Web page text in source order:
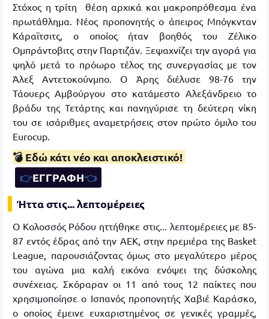
Στόχος η τρίτη θέση αρχικά και μακροπρόθεσμα ένα
πρωτάθλημα. Νέος προπονητής ο άπειρος Μπόγκνταν
Κάραϊτσιτς, ο οποίος ήταν βοηθός του Ζέλικο
Ομπράντοβιτς στην Παρτιζάν. Ξεψαχνίζει την αγορά για
ψηλό μετά το πρόωρο τέλος της συνεργασίας με τον
Άλεξ Αντετοκούνμπο. Ο Άρης διέλυσε 98-76 την
Τάουερς Αμβούργου στο κατάμεστο Αλεξάνδρειο το
βράδυ της Τετάρτης και πανηγύρισε τη δεύτερη νίκη
του σε ισάριθμες αναμετρήσεις στον πρώτο όμιλο του
Eurocup.
💣 Εδώ κάτι νέο και αποκλειστικό!
👉ΕΓΓΡΑΦΗ👈
Ήττα στις... λεπτομέρειες
Ο Κολοσσός Ρόδου ηττήθηκε στις... λεπτομέρειες με 85-
87 εντός έδρας από την ΑΕΚ, στην πρεμιέρα της Basket
League, παρουσιάζοντας όμως στο μεγαλύτερο μέρος
του αγώνα μια καλή εικόνα ενόψει της δύσκολης
συνέχειας. Σκόραραν οι 11 από τους 12 παίκτες που
χρησιμοποίησε ο Ισπανός προπονητής Χαβιέ Καράσκο,
ο οποίος έμεινε ευχαριστημένος σε γενικές γραμμές,